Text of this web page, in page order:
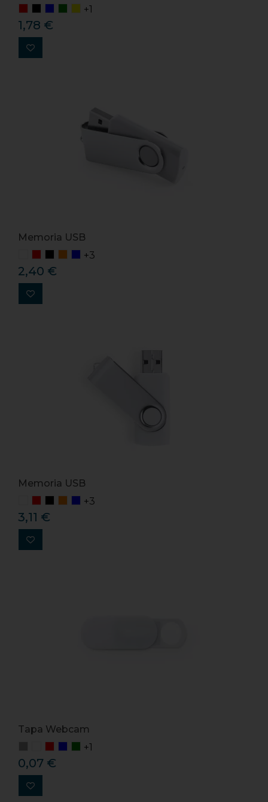
+1
1,78 €
Memoria USB
+3
2,40 €
Memoria USB
+3
3,11 €
Tapa Webcam
+1
0,07 €